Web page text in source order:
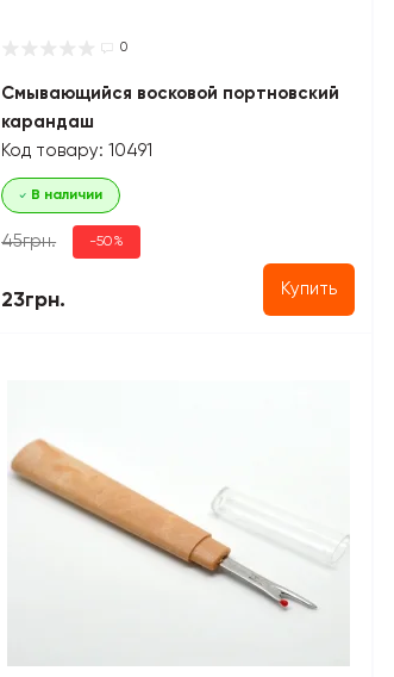
0
Смывающийся восковой портновский
карандаш
Код товару: 10491
В наличии
45грн. -50%
23грн.
Купить